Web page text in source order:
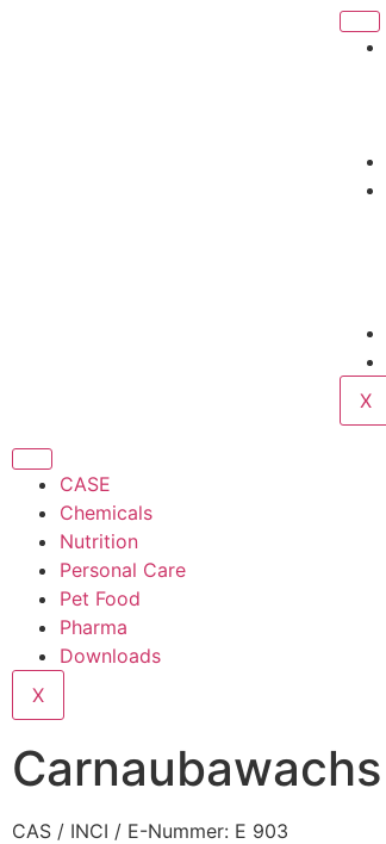
X
CASE
Chemicals
Nutrition
Personal Care
Pet Food
Pharma
Downloads
X
Carnaubawachs
CAS / INCI / E-Nummer: E 903